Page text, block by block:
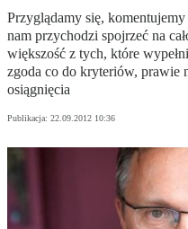
Przyglądamy się,
nam przychodzi spojrzeć na
większość z tych, które
zgoda co do kryteriów, prawie
osiągnięcia
Publikacja: 22.09.2012 10:36